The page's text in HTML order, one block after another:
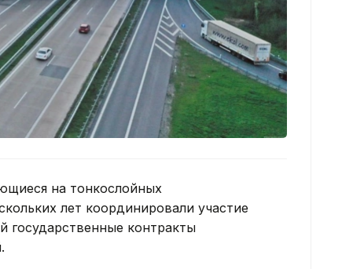
на тонкослойных
лет координировали участие
государственные контракты